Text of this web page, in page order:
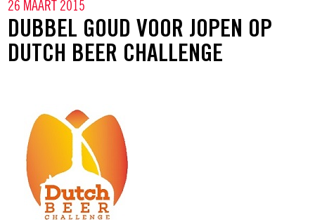
26 MAART 2015
DUBBEL GOUD VOOR JOPEN OP
DUTCH BEER CHALLENGE